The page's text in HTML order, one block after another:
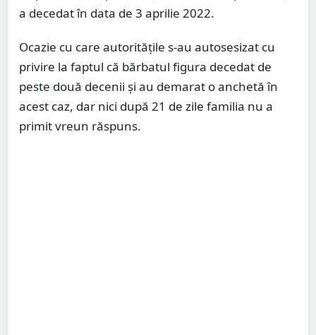
a decedat în data de 3 aprilie 2022.
Ocazie cu care autoritățile s-au autosesizat cu
privire la faptul că bărbatul figura decedat de
peste două decenii și au demarat o anchetă în
acest caz, dar nici după 21 de zile familia nu a
primit vreun răspuns.